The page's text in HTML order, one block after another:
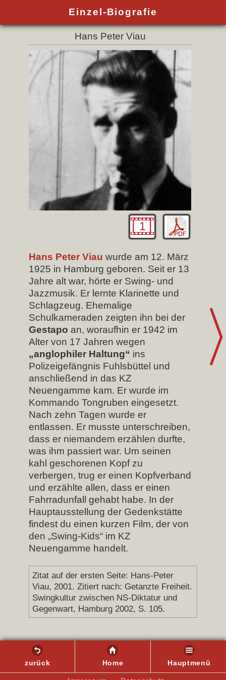
Einzel-Biografie
Hans Peter Viau
1
Hans Peter Viau wurde am 12. März
1925 in Hamburg geboren. Seit er 13
Jahre alt war, hörte er Swing- und
Jazzmusik. Er lernte Klarinette und
Schlagzeug. Ehemalige
Schulkameraden zeigten ihn bei der
Gestapo an, woraufhin er 1942 im
Alter von 17 Jahren wegen
„anglophiler Haltung“ ins
Polizeigefängnis Fuhlsbüttel und
anschließend in das KZ
Neuengamme kam. Er wurde im
Kommando Tongruben eingesetzt.
Nach zehn Tagen wurde er
entlassen. Er musste unterschreiben,
dass er niemandem erzählen durfte,
was ihm passiert war. Um seinen
kahl geschorenen Kopf zu
verbergen, trug er einen Kopfverband
und erzählte allen, dass er einen
Fahrradunfall gehabt habe. In der
Hauptausstellung der Gedenkstätte
findest du einen kurzen Film, der von
den „Swing-Kids“ im KZ
Neuengamme handelt.
Zitat auf der ersten Seite: Hans-Peter
Viau, 2001. Zitiert nach: Getanzte Freiheit.
Swingkultur zwischen NS-Diktatur und
Gegenwart, Hamburg 2002, S. 105.
zurück Home Hauptmenü